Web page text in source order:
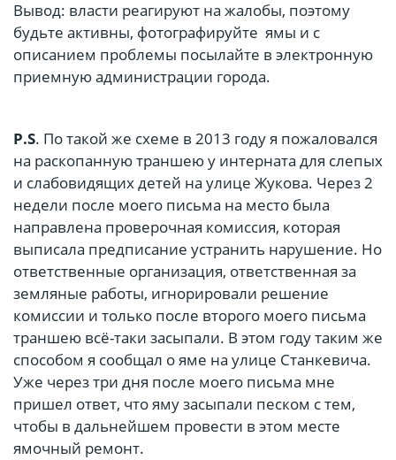
Вывод: власти реагируют на жалобы, поэтому
будьте активны, фотографируйте ямы и с
описанием проблемы посылайте в электронную
приемную администрации города.
P.S. По такой же схеме в 2013 году я пожаловался
на раскопанную траншею у интерната для слепых
и слабовидящих детей на улице Жукова. Через 2
недели после моего письма на место была
направлена проверочная комиссия, которая
выписала предписание устранить нарушение. Но
ответственные организация, ответственная за
земляные работы, игнорировали решение
комиссии и только после второго моего письма
траншею всё-таки засыпали. В этом году таким же
способом я сообщал о яме на улице Станкевича.
Уже через три дня после моего письма мне
пришел ответ, что яму засыпали песком с тем,
чтобы в дальнейшем провести в этом месте
ямочный ремонт.